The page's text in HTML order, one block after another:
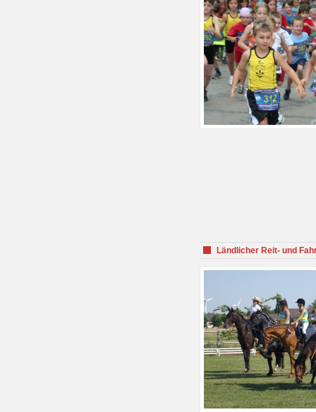
Ländlicher Reit- und